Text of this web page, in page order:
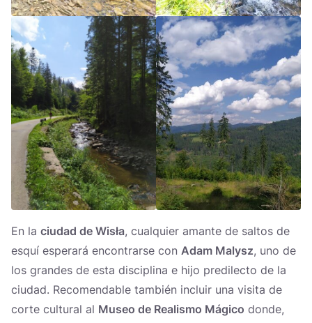
En la ciudad de Wisła, cualquier amante de saltos de
esquí esperará encontrarse con Adam Malysz, uno de
los grandes de esta disciplina e hijo predilecto de la
ciudad. Recomendable también incluir una visita de
corte cultural al Museo de Realismo Mágico donde,